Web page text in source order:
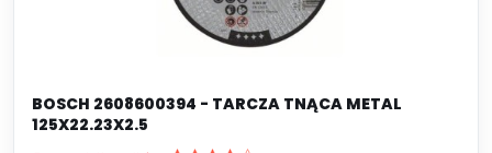
BOSCH 2608600394 - TARCZA TNĄCA METAL
125X22.23X2.5